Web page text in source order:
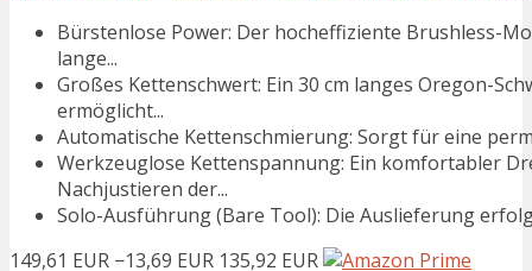
Bürstenlose Power: Der hocheffiziente Brushless-
lange...
Großes Kettenschwert: Ein 30 cm langes Oregon-
ermöglicht...
Automatische Kettenschmierung: Sorgt für eine
Werkzeuglose Kettenspannung: Ein komfortabler
Nachjustieren der...
Solo-Ausführung (Bare Tool): Die Auslieferung
149,61 EUR −13,69 EUR 135,92 EUR